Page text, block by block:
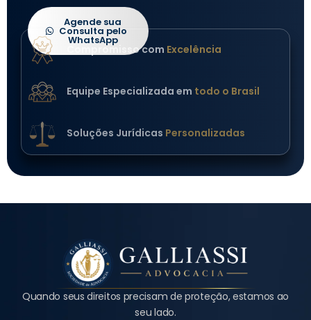
Agende sua
Consulta pelo
WhatsApp
Compromisso com Excelência
Equipe Especializada em todo o Brasil
Soluções Jurídicas Personalizadas
Quando seus direitos precisam de proteção, estamos ao
seu lado.